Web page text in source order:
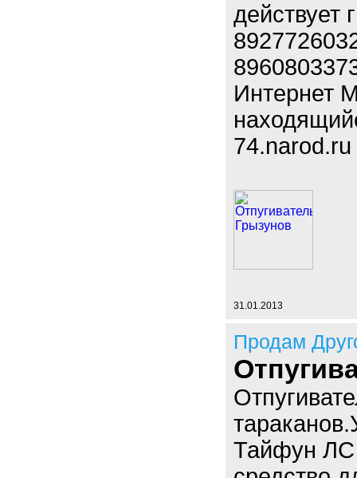
действует
Интернет
74.narod.ru
31.01.2013
Продам
Тайфун ЛС